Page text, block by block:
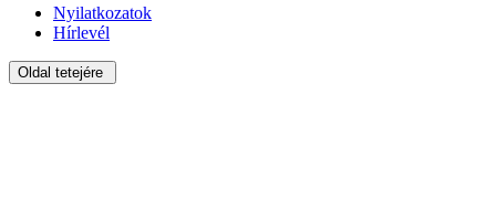
Nyilatkozatok
Hírlevél
Oldal tetejére